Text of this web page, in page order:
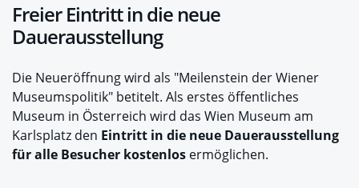
Freier Eintritt in die neue
Dauerausstellung
Die Neueröffnung wird als "Meilenstein der Wiener
Museumspolitik" betitelt. Als erstes öffentliches
Museum in Österreich wird das Wien Museum am
Karlsplatz den Eintritt in die neue Dauerausstellung
für alle Besucher kostenlos ermöglichen.